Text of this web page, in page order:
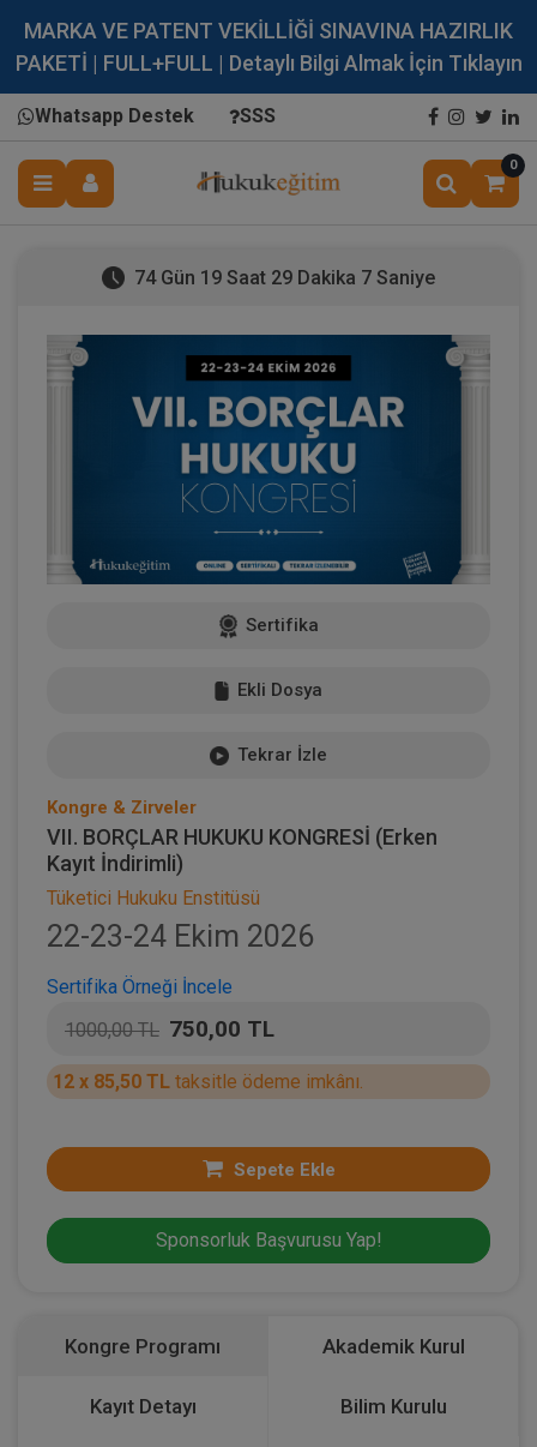
MARKA VE PATENT VEKİLLİĞİ SINAVINA HAZIRLIK
PAKETİ | FULL+FULL | Detaylı Bilgi Almak İçin Tıklayın
Whatsapp Destek SSS
0
74 Gün 19 Saat 29 Dakika 6 Saniye
Sertifika
Ekli Dosya
Tekrar İzle
Kongre & Zirveler
VII. BORÇLAR HUKUKU KONGRESİ (Erken
Kayıt İndirimli)
Tüketici Hukuku Enstitüsü
22-23-24 Ekim 2026
Sertifika Örneği İncele
1000,00 TL 750,00 TL
12 x 85,50 TL taksitle ödeme imkânı.
Sepete Ekle
Sponsorluk Başvurusu Yap!
Kongre Programı Akademik Kurul
Kayıt Detayı Bilim Kurulu